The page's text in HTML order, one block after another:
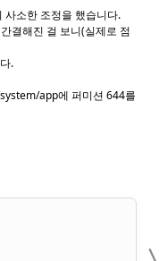
사소한 조정을 했습니다.
결해진 걸 보니(실제로 점
.
app에 퍼미션 644를
5
5